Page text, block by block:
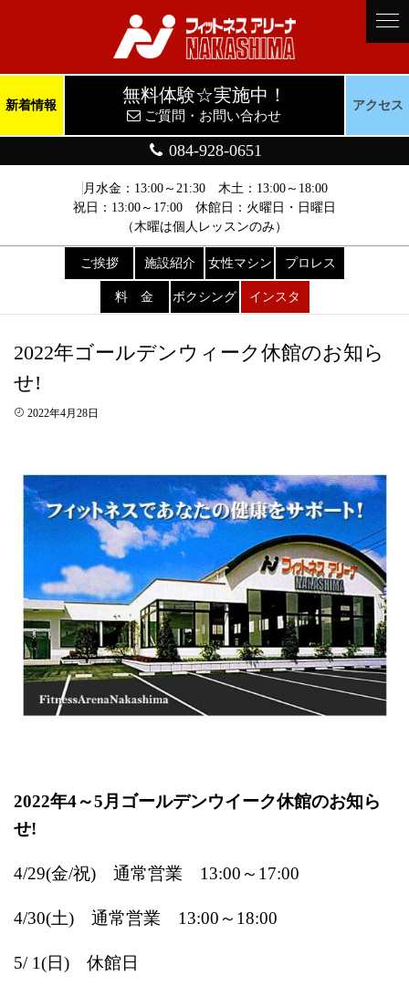
月水金：13:00～21:30 木土：13:00～18:00
祝日：13:00～17:00 休館日：火曜日・日曜日
（木曜は個人レッスンのみ）
084-928-0651
新着情報
無料体験☆実施中！
ご質問・お問い合わせ
アクセス
ご挨拶 施設紹介 女性マシン プロレス
料 金 ボクシング インスタ
2022年ゴールデンウィーク休館のお知ら
せ!
2022年4月28日
2022年4～5月ゴールデンウイーク休館のお知ら
せ!
4/29(金/祝) 通常営業 13:00～17:00
4/30(土) 通常営業 13:00～18:00
5/ 1(日) 休館日